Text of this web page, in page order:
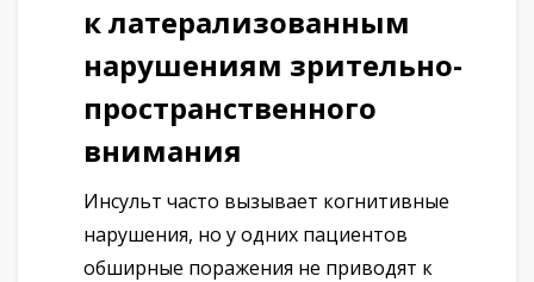
к латерализованным
нарушениям зрительно-
пространственного
внимания
Инсульт часто вызывает когнитивные
нарушения, но у одних пациентов
обширные поражения не приводят к